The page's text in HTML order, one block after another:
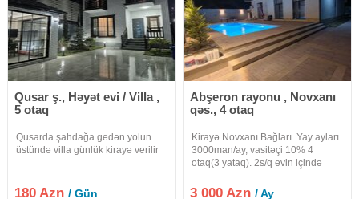
Qusar ş., Həyət evi / Villa ,
5 otaq
Qusarda şahdağa gedən yolun
üstündə villa günlük kirayə verilir
180 Azn/ Gün
Abşeron rayonu , Novxanı
qəs., 4 otaq
Kirayə Novxanı Bağları. Yay ayları.
3000man/ay, vasitəçi 10% 4
otaq(3 yataq). 2s/q evin içində
hovuz, dənizə 1km məsafə. Murad
3 000 Azn/ Ay